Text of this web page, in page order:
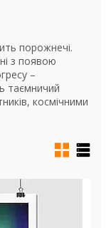
порожнечі.
з появою
–
таємничий
космічними